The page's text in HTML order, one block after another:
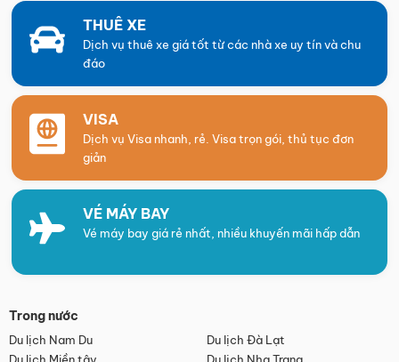
THUÊ XE
Dịch vụ thuê xe giá tốt từ các nhà xe uy tín và chu
đáo
VISA
Dịch vụ Visa nhanh, rẻ. Visa trọn gói, thủ tục đơn
giản
VÉ MÁY BAY
Vé máy bay giá rẻ nhất, nhiều khuyến mãi hấp dẫn
Trong nước
Du lịch Nam Du
Du lịch Đà Lạt